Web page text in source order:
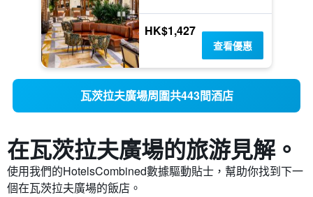
HK$1,427
查看優惠
瓦茨拉夫廣場周圍共443間酒店
在瓦茨拉夫廣場​的旅游見解。
使用我們的HotelsCombined數據驅動貼士，幫助你找到下一
個在瓦茨拉夫廣場​的飯店。